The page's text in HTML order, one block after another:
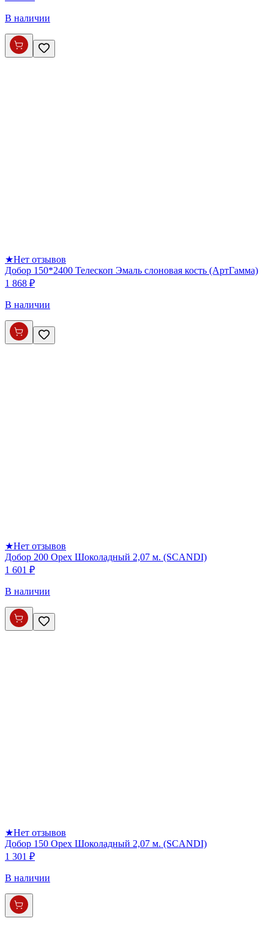
В наличии
★Нет отзывов
Добор 150*2400 Телескоп Эмаль слоновая кость (АртГамма)
1 868 ₽
В наличии
★Нет отзывов
Добор 200 Орех Шоколадный 2,07 м. (SCANDI)
1 601 ₽
В наличии
★Нет отзывов
Добор 150 Орех Шоколадный 2,07 м. (SCANDI)
1 301 ₽
В наличии